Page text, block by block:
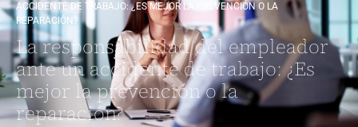
ACCIDENTE DE TRABAJO: ¿ES MEJOR LA PREVENCIÓN O LA
REPARACIÓN?
La responsabilidad del empleador
ante un accidente de trabajo: ¿Es
mejor la prevención o la
reparación?